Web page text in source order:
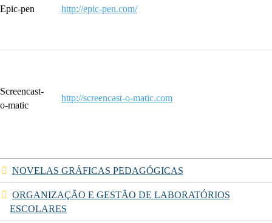
Epic-pen http://epic-pen.com/
Screencast-
o-matic
http://screencast-o-matic.com
NOVELAS GRÁFICAS PEDAGÓGICAS
ORGANIZAÇÃO E GESTÃO DE LABORATÓRIOS
ESCOLARES